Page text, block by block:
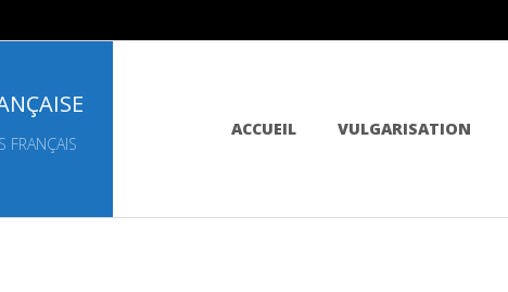
FRANÇAIS
ACCUEIL VULGARISATION